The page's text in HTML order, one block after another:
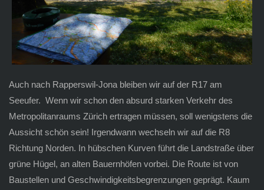
Auch nach Rapperswil-Jona bleiben wir auf der R17 am
Seeufer. Wenn wir schon den absurd starken Verkehr des
Metropolitanraums Zürich ertragen müssen, soll wenigstens die
Aussicht schön sein! Irgendwann wechseln wir auf die R8
Richtung Norden. In hübschen Kurven führt die Landstraße über
grüne Hügel, an alten Bauernhöfen vorbei. Die Route ist von
Baustellen und Geschwindigkeitsbegrenzungen geprägt. Kaum